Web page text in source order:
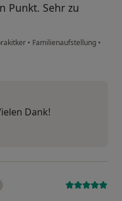
Punkt. Sehr zu
• Familienaufstellung •
Dank!